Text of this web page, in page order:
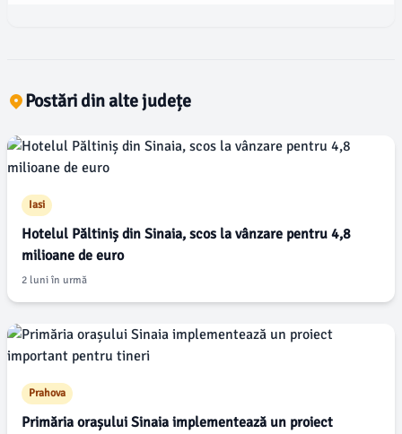
Postări din alte județe
Iasi
Hotelul Păltiniș din Sinaia, scos la vânzare pentru 4,8
milioane de euro
2 luni în urmă
Prahova
Primăria orașului Sinaia implementează un proiect